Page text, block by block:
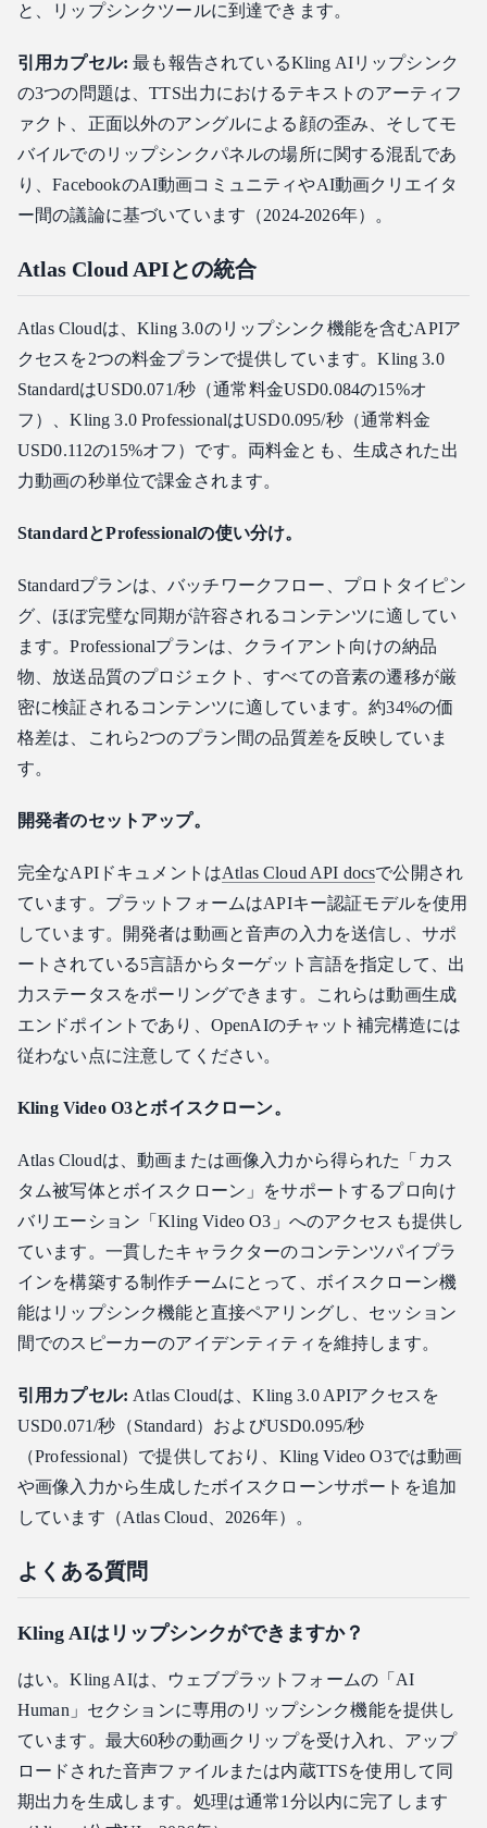
と、リップシンクツールに到達できます。
引用カプセル: 最も報告されているKling AIリップシンク
の3つの問題は、TTS出力におけるテキストのアーティフ
ァクト、正面以外のアングルによる顔の歪み、そしてモ
バイルでのリップシンクパネルの場所に関する混乱であ
り、FacebookのAI動画コミュニティやAI動画クリエイタ
ー間の議論に基づいています（2024-2026年）。
Atlas Cloud APIとの統合
Atlas Cloudは、Kling 3.0のリップシンク機能を含むAPIア
クセスを2つの料金プランで提供しています。Kling 3.0
StandardはUSD0.071/秒（通常料金USD0.084の15%オ
フ）、Kling 3.0 ProfessionalはUSD0.095/秒（通常料金
USD0.112の15%オフ）です。両料金とも、生成された出
力動画の秒単位で課金されます。
StandardとProfessionalの使い分け。
Standardプランは、バッチワークフロー、プロトタイピン
グ、ほぼ完璧な同期が許容されるコンテンツに適してい
ます。Professionalプランは、クライアント向けの納品
物、放送品質のプロジェクト、すべての音素の遷移が厳
密に検証されるコンテンツに適しています。約34%の価
格差は、これら2つのプラン間の品質差を反映していま
す。
開発者のセットアップ。
完全なAPIドキュメントはAtlas Cloud API docsで公開され
ています。プラットフォームはAPIキー認証モデルを使用
しています。開発者は動画と音声の入力を送信し、サポ
ートされている5言語からターゲット言語を指定して、出
力ステータスをポーリングできます。これらは動画生成
エンドポイントであり、OpenAIのチャット補完構造には
従わない点に注意してください。
Kling Video O3とボイスクローン。
Atlas Cloudは、動画または画像入力から得られた「カス
タム被写体とボイスクローン」をサポートするプロ向け
バリエーション「Kling Video O3」へのアクセスも提供し
ています。一貫したキャラクターのコンテンツパイプラ
インを構築する制作チームにとって、ボイスクローン機
能はリップシンク機能と直接ペアリングし、セッション
間でのスピーカーのアイデンティティを維持します。
引用カプセル: Atlas Cloudは、Kling 3.0 APIアクセスを
USD0.071/秒（Standard）およびUSD0.095/秒
（Professional）で提供しており、Kling Video O3では動画
や画像入力から生成したボイスクローンサポートを追加
しています（Atlas Cloud、2026年）。
よくある質問
Kling AIはリップシンクができますか？
はい。Kling AIは、ウェブプラットフォームの「AI
Human」セクションに専用のリップシンク機能を提供し
ています。最大60秒の動画クリップを受け入れ、アップ
ロードされた音声ファイルまたは内蔵TTSを使用して同
期出力を生成します。処理は通常1分以内に完了します